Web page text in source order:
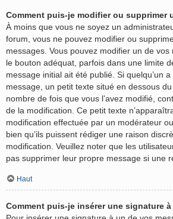
Comment puis-je modifier ou supprimer
À moins que vous ne soyez un
forum, vous ne pouvez modifier ou
messages. Vous pouvez modifier un de
le bouton adéquat, parfois dans une limite
message initial ait été publié. Si quelqu’un
message, un petit texte situé en dessous
nombre de fois que vous l’avez modifié,
de la modification. Ce petit texte n’apparaîtra
modification effectuée par un modérateur
bien qu’ils puissent rédiger une raison
modification. Veuillez noter que les
pas supprimer leur propre message si une
Haut
Comment puis-je insérer une signature